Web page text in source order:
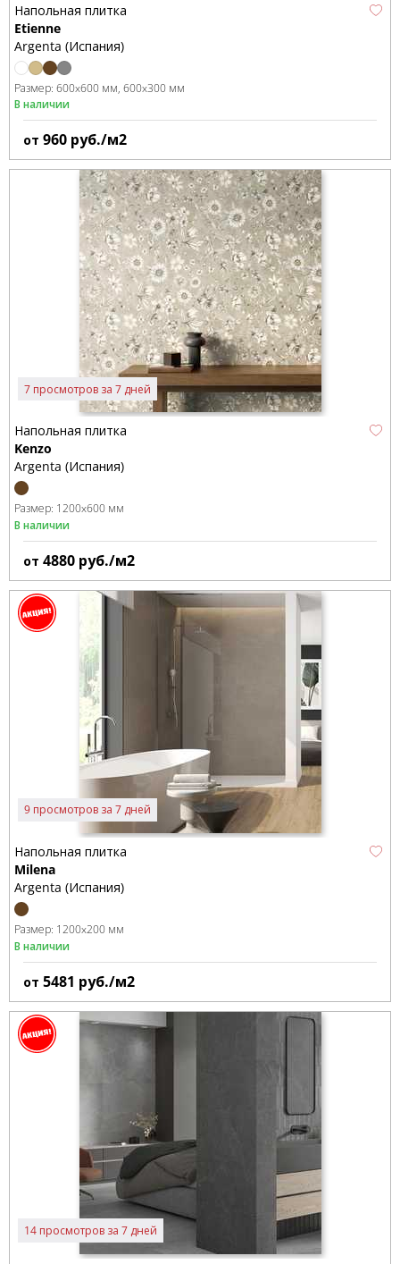
Напольная плитка
Etienne
Argenta (Испания)
Размер: 600x600 мм 600x300 мм
В наличии
от 960 руб./м2
7 просмотров за 7 дней
Напольная плитка
Kenzo
Argenta (Испания)
Размер: 1200x600 мм
В наличии
от 4880 руб./м2
9 просмотров за 7 дней
Напольная плитка
Milena
Argenta (Испания)
Размер: 1200x200 мм
В наличии
от 5481 руб./м2
14 просмотров за 7 дней